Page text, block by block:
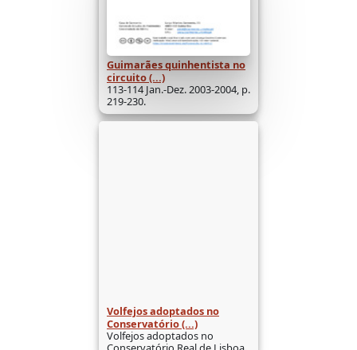
Guimarães quinhentista no
circuito (...)
113-114 Jan.-Dez. 2003-2004, p.
219-230.
Volfejos adoptados no
Conservatório (...)
Volfejos adoptados no